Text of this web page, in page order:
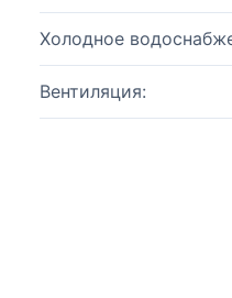
Холодное
Вентиляция: